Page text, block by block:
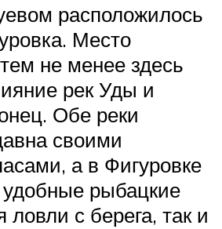
расположилось
Место
не менее здесь
рек Уды и
Обе реки
своими
а в Фигуровке
рыбацкие
ловли с берега, так и